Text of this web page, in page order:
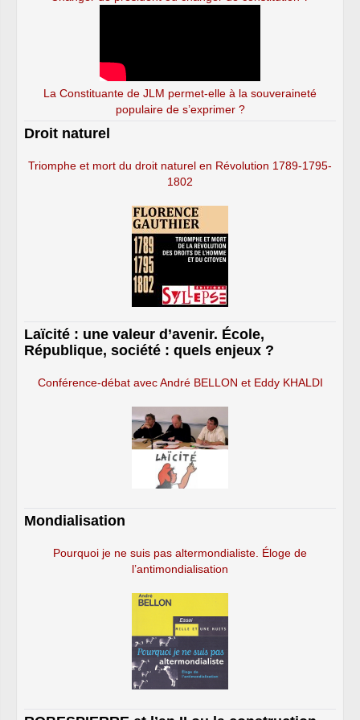
La Constituante de JLM permet-elle à la souveraineté
populaire de s’exprimer ?
Droit naturel
Triomphe et mort du droit naturel en Révolution 1789-1795-
1802
Laïcité : une valeur d’avenir. École,
République, société : quels enjeux ?
Conférence-débat avec André BELLON et Eddy KHALDI
Mondialisation
Pourquoi je ne suis pas altermondialiste. Éloge de
l’antimondialisation